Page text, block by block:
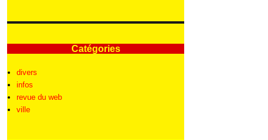
Catégories
divers
infos
revue du web
ville